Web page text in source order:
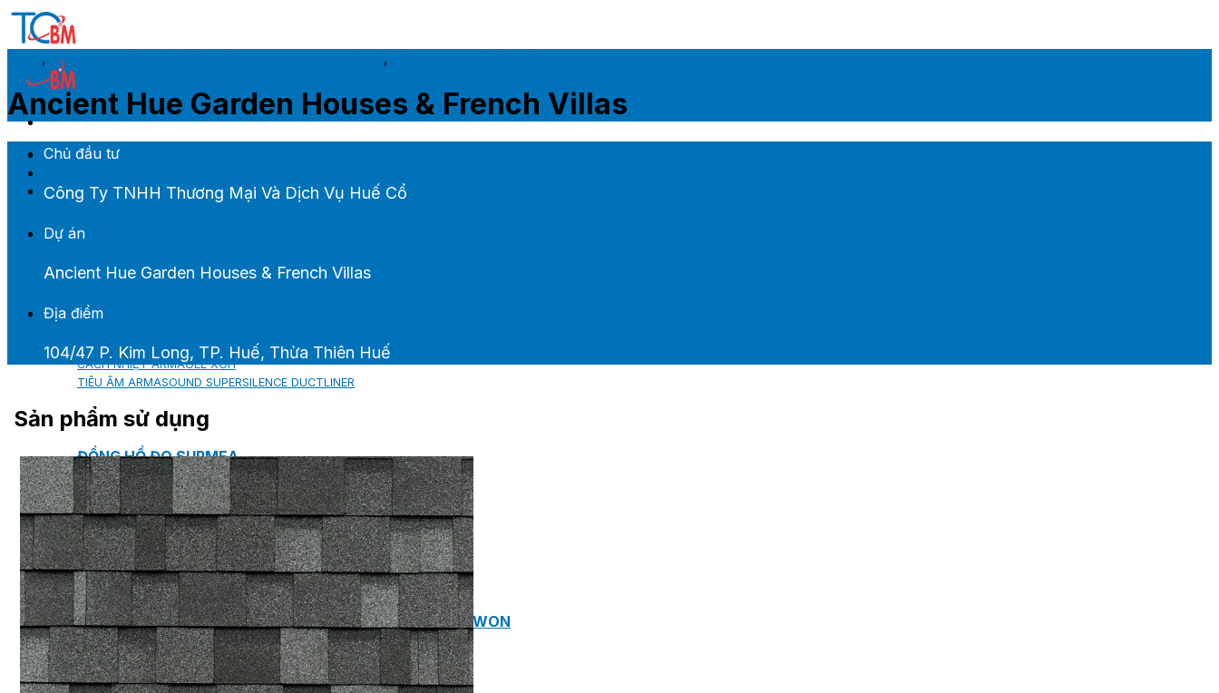
Skip
content
Trang chủ
Sản phẩm M&E
CÁCH NHIỆT ARMACELL
CÁCH NHIỆT ARMAFLEX CLASS 0
CÁCH NHIỆT ARMAGEL XGC
CÁCH NHIỆT ARMAGEL XGH
TIÊU ÂM ARMASOUND SUPERSILENCE DUCTLINER
ĐỒNG HỒ ĐO SUPMEA
BTU METER
ĐỒNG HỒ ĐO LƯU LƯỢNG LDG-SUP
CẢM BIẾN NHIỆT ĐỘ SUP-WZPK
LƯU LƯỢNG KẾ ĐIỆN TỪ LDGC-SUP
ỐNG MỀM NỐI ĐẦU PHUN SPRINKLER FLEXDROP YONG WON
SƠN CHỐNG CHÁY FLAMEBAR BW11
, Công Ty TNHH Thương Mại Và Dịch Vụ Huế Cổ ,
Ancient Hue Garden Houses & French Villas
Chủ đầu tư
Công Ty TNHH Thương Mại Và Dịch Vụ Huế Cổ
Dự án
Ancient Hue Garden Houses & French Villas
Địa điểm
104/47 P. Kim Long, TP. Huế, Thừa Thiên Huế
Sản phẩm sử dụng